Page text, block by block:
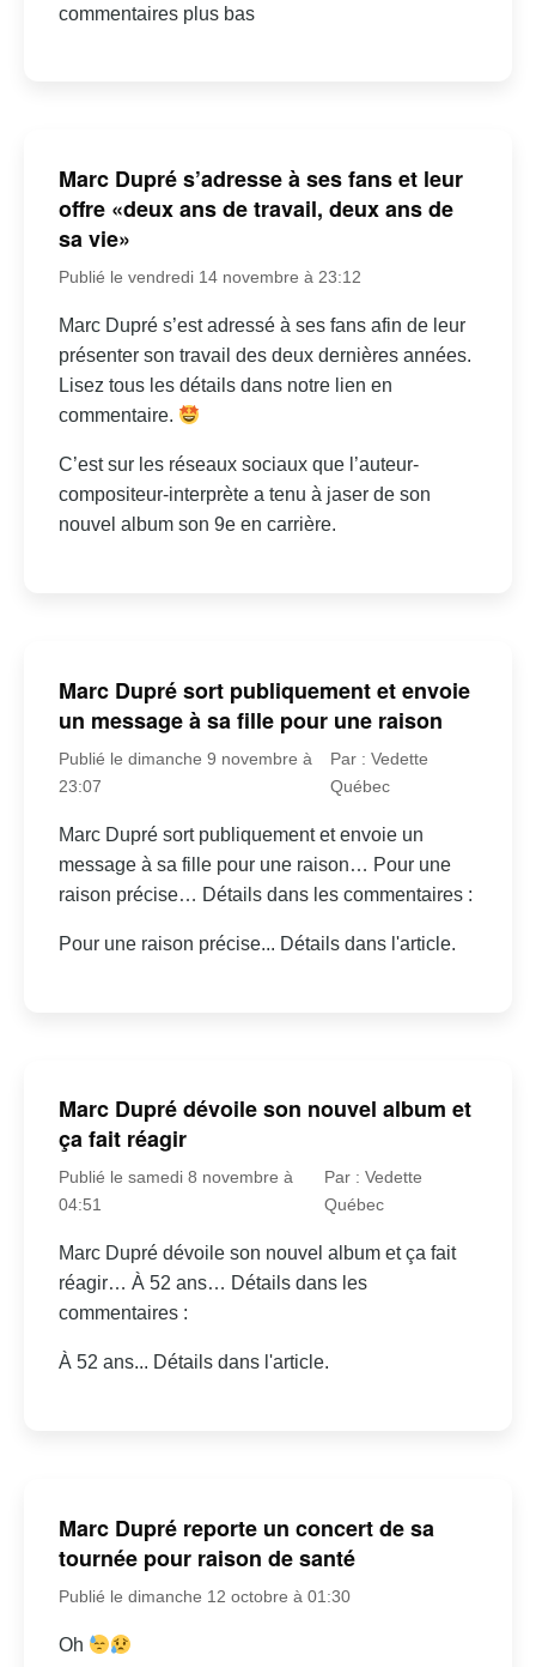
commentaires plus bas
Marc Dupré s’adresse à ses fans et leur
offre «deux ans de travail, deux ans de
sa vie»
Publié le vendredi 14 novembre à 23:12
Marc Dupré s’est adressé à ses fans afin de leur
présenter son travail des deux dernières années.
Lisez tous les détails dans notre lien en
commentaire.
C’est sur les réseaux sociaux que l’auteur-
compositeur-interprète a tenu à jaser de son
nouvel album son 9e en carrière.
Marc Dupré sort publiquement et envoie
un message à sa fille pour une raison
Publié le dimanche 9 novembre à
23:07
Par : Vedette
Québec
Marc Dupré sort publiquement et envoie un
message à sa fille pour une raison… Pour une
raison précise… Détails dans les commentaires :
Pour une raison précise... Détails dans l'article.
Marc Dupré dévoile son nouvel album et
ça fait réagir
Publié le samedi 8 novembre à
04:51
Par : Vedette
Québec
Marc Dupré dévoile son nouvel album et ça fait
réagir… À 52 ans… Détails dans les
commentaires :
À 52 ans... Détails dans l'article.
Marc Dupré reporte un concert de sa
tournée pour raison de santé
Publié le dimanche 12 octobre à 01:30
Oh